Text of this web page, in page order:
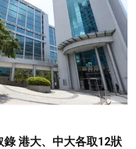
錄 港大、中大各取12狀